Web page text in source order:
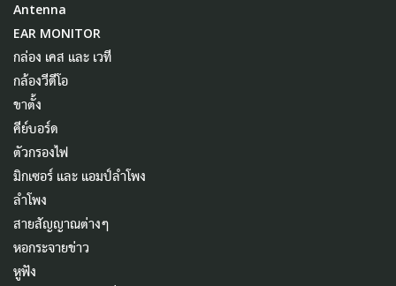
Antenna
EAR MONITOR
กล่อง เคส และ เวที
กล้องวีดีโอ
ขาตั้ง
คีย์บอร์ด
ตัวกรองไฟ
มิกเซอร์ และ แอมป์ลำโพง
ลำโพง
สายสัญญาณต่างๆ
หอกระจายข่าว
หูฟัง